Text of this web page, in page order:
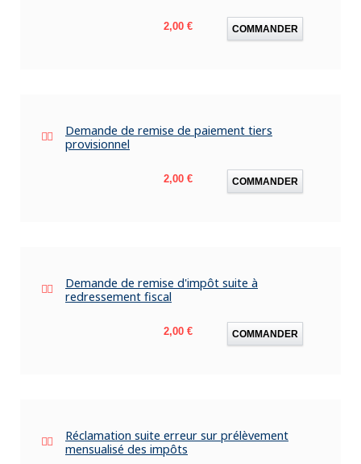
Prix
2,00 € COMMANDER
Demande de remise de paiement tiers
provisionnel
Prix
2,00 € COMMANDER
Demande de remise d'impôt suite à
redressement fiscal
Prix
2,00 € COMMANDER
Réclamation suite erreur sur prélèvement
mensualisé des impôts